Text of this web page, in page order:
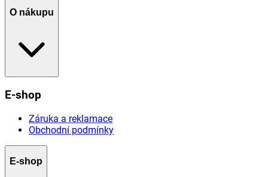
O nákupu
E-shop
Záruka a reklamace
Obchodní podmínky
E-shop